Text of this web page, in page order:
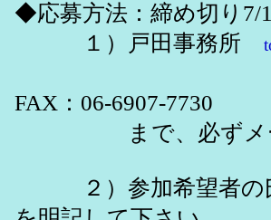
◆応募方法：締め切り7/
１）戸田事務所
電話：06-
FAX：06-6907-7730
まで、必ずメール
２）参加希望者の